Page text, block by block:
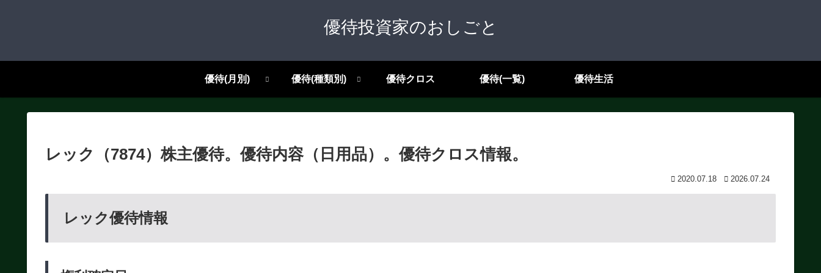
優待投資家のおしごと
優待(月別) 優待(種類別) 優待クロス 優待(一覧) 優待生活
レック（7874）株主優待。優待内容（日用品）。優待クロス情報。
2020.07.18 2026.07.24
レック優待情報